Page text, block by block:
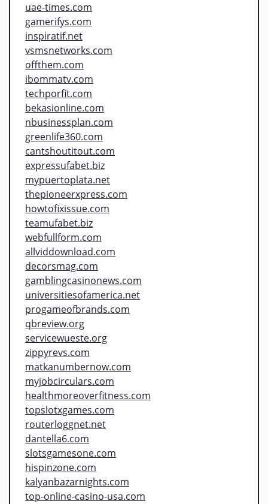
uae-times.com
gamerifys.com
inspiratif.net
vsmsnetworks.com
offthem.com
ibommatv.com
techporfit.com
bekasionline.com
nbusinessplan.com
greenlife360.com
cantshoutitout.com
expressufabet.biz
mypuertoplata.net
thepioneerxpress.com
howtofixissue.com
teamufabet.biz
webfullform.com
allviddownload.com
decorsmag.com
gamblingcasinonews.com
universitiesofamerica.net
progameofbrands.com
qbreview.org
servicewueste.org
zippyrevs.com
matkanumbernow.com
myjobcirculars.com
healthmoreoverfitness.com
topslotxgames.com
routerloggnet.net
dantella6.com
slotsgamesone.com
hispinzone.com
kalyanbazarnights.com
top-online-casino-usa.com